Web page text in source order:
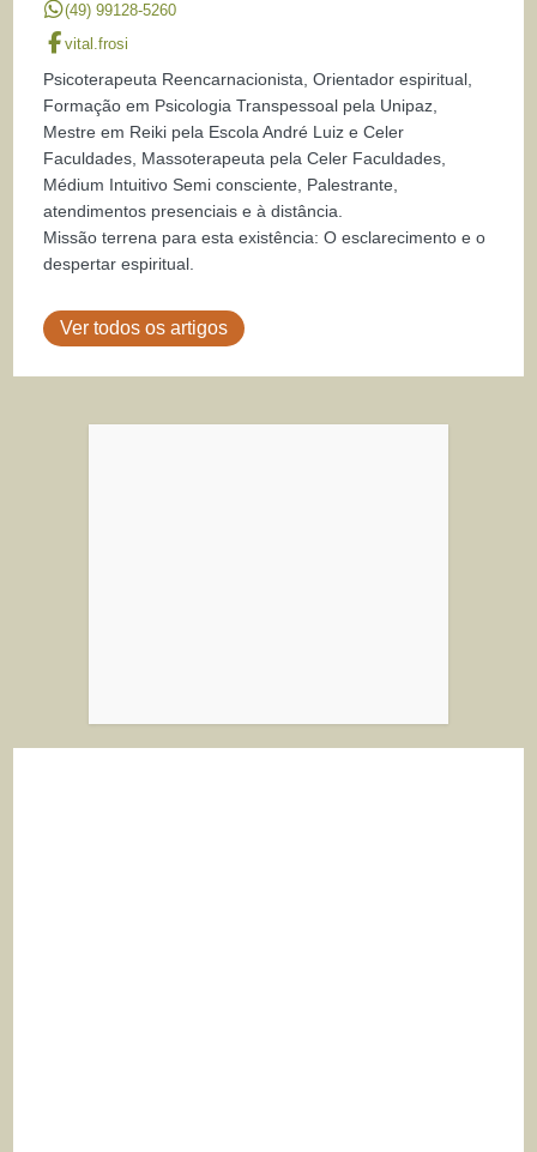
(49) 99128-5260
vital.frosi
Psicoterapeuta Reencarnacionista, Orientador espiritual,
Formação em Psicologia Transpessoal pela Unipaz,
Mestre em Reiki pela Escola André Luiz e Celer
Faculdades, Massoterapeuta pela Celer Faculdades,
Médium Intuitivo Semi consciente, Palestrante,
atendimentos presenciais e à distância.
Missão terrena para esta existência: O esclarecimento e o
despertar espiritual.
Ver todos os artigos